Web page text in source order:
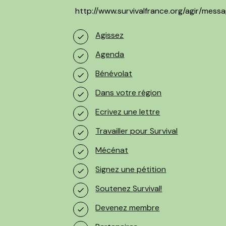
http://www.survivalfrance.org/agir/
Agissez
Agenda
Bénévolat
Dans votre région
Ecrivez une lettre
Travailler pour Survival
Mécénat
Signez une pétition
Soutenez Survival!
Devenez membre